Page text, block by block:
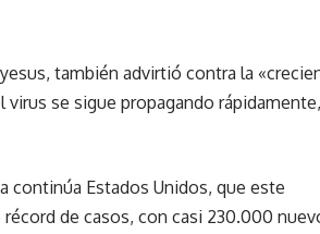
también advirtió contra la
virus se sigue propagando
continúa Estados Unidos, que este
de casos, con casi 230.000